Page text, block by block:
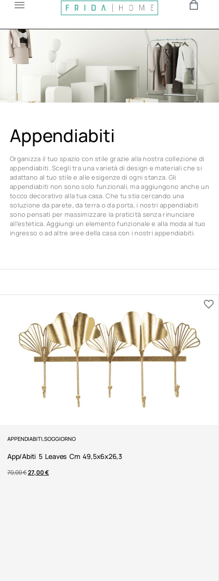
Appendiabiti
Organizza il tuo spazio con stile grazie alla nostra collezione di
appendiabiti. Scegli tra una varietà di design e materiali che si
adattano al tuo stile e alle esigenze di ogni stanza. Gli
appendiabiti non sono solo funzionali, ma aggiungono anche un
tocco decorativo alla tua casa. Che tu stia cercando una
soluzione da parete, da terra o da porta, i nostri appendiabiti
sono pensati per massimizzare la praticità senza rinunciare
all’estetica. Aggiungi un elemento funzionale e alla moda al tuo
ingresso o ad altre aree della casa con i nostri appendiabiti.
APPENDIABITI,SOGGIORNO
App/abiti 5 Leaves Cm 49,5x6x26,3
70,00€27,00€